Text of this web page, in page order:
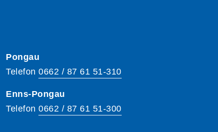
Pongau
Telefon 0662 / 87 61 51-310
Enns-Pongau
Telefon 0662 / 87 61 51-300